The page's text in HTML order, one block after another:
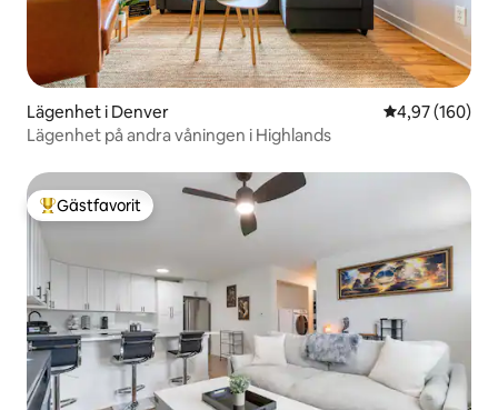
Lägenhet i Denver 4,97 av 5 i
4,97 (160)
Lägenhet på andra våningen i Highlands
Populär gästfavorit
Gästfavorit